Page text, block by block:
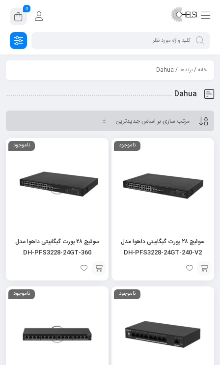
0
خانه/برندها / Dahua
Dahua
ناموجود
سوئیچ ۲۸ پورت گیگابیتی داهوا مدل
DH-PFS3228-24GT-240-V2
افزودن
ناموجود
سوئیچ ۲۸ پورت گیگابیتی داهوا مدل
DH-PFS3228-24GT-360
افزودن
ناموجود ناموجود